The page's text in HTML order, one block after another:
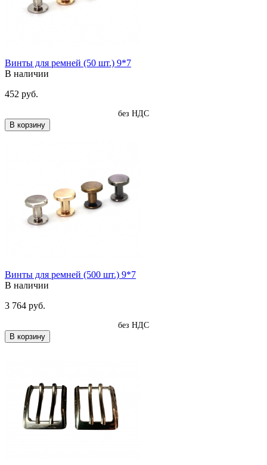
Винты для ремней (50 шт.) 9*7
В наличии
452 руб.
без НДС
В корзину
Винты для ремней (500 шт.) 9*7
В наличии
3 764 руб.
без НДС
В корзину